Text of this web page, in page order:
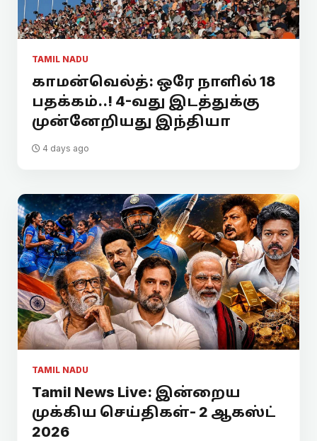
TAMIL NADU
காமன்வெல்த்: ஒரே நாளில் 18
பதக்கம்..! 4-வது இடத்துக்கு
முன்னேறியது இந்தியா
4 days ago
TAMIL NADU
Tamil News Live: இன்றைய
முக்கிய செய்திகள்- 2 ஆகஸ்ட்
2026